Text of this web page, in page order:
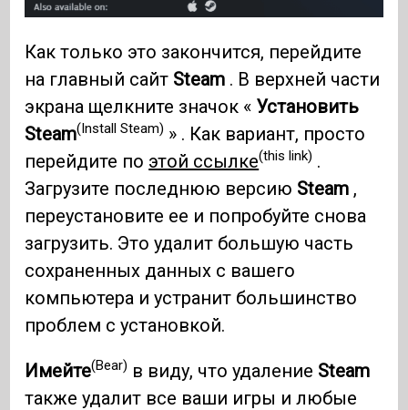
Как только это закончится, перейдите
на главный сайт Steam . В верхней части
экрана щелкните значок « Установить
Steam(Install Steam) » . Как вариант, просто
перейдите по этой ссылке(this link) .
Загрузите последнюю версию Steam ,
переустановите ее и попробуйте снова
загрузить. Это удалит большую часть
сохраненных данных с вашего
компьютера и устранит большинство
проблем с установкой.
Имейте(Bear) в виду, что удаление Steam
также удалит все ваши игры и любые